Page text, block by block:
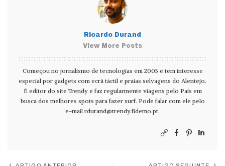
Ricardo Durand
View More Posts
Começou no jornalismo de tecnologias em 2005 e tem interesse
especial por gadgets com ecrã táctil e praias selvagens do Alentejo.
É editor do site Trendy e faz regularmente viagens pelo País em
busca dos melhores spots para fazer surf. Pode falar com ele pelo
e-mail rdurand@trendy.fidemo.pt.